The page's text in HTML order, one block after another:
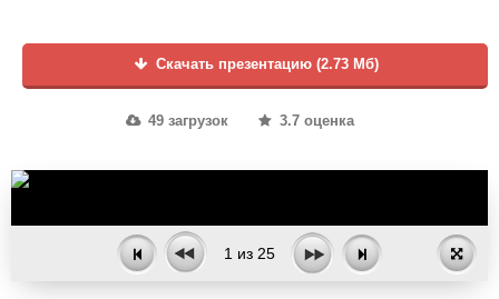
Скачать презентацию (2.73 Мб)
49 загрузок 3.7 оценка
1 из 25